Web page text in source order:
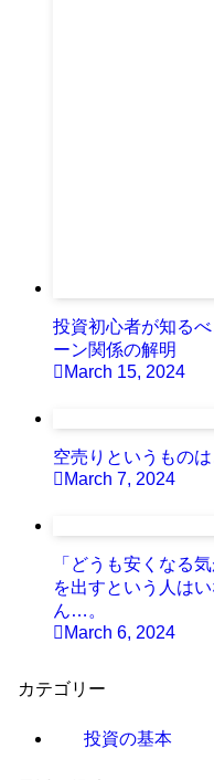
投資初心者が知る
ーン関係の解明
March 15, 2024
空売りというものは
March 7, 2024
「どうも安くなる
を出すという人は
ん…。
March 6, 2024
カテゴリー
投資の基本